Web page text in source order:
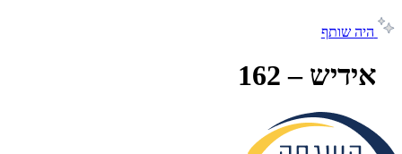
היה שותף
אידיש – 162